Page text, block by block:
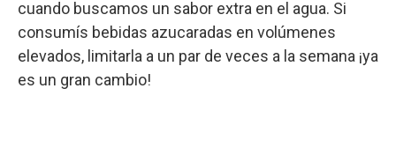
cuando buscamos un sabor extra en el agua. Si
consumís bebidas azucaradas en volúmenes
elevados, limitarla a un par de veces a la semana ¡ya
es un gran cambio!